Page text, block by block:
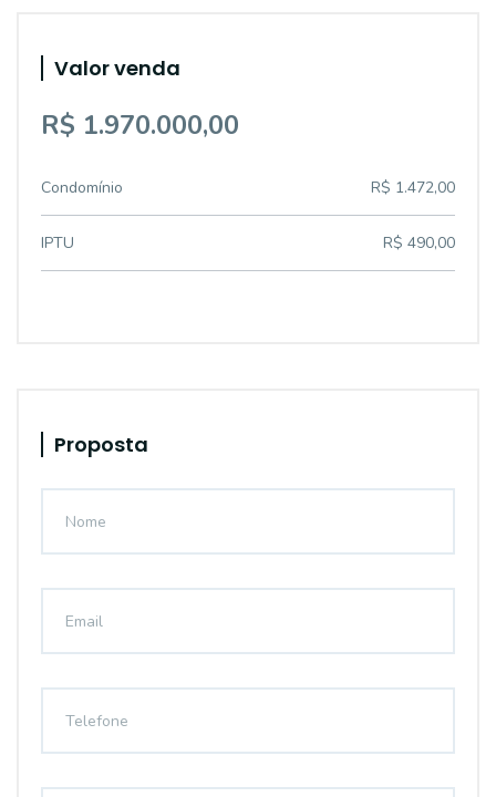
Valor venda
R$ 1.970.000,00
Condomínio R$ 1.472,00
IPTU R$ 490,00
Proposta